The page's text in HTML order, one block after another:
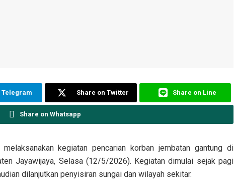
Telegram Share on Twitter Share on Line
Share on Whatsapp
kegiatan pencarian korban jembatan gantung di
Jayawijaya, Selasa (12/5/2026). Kegiatan dimulai sejak pagi
dilanjutkan penyisiran sungai dan wilayah sekitar.